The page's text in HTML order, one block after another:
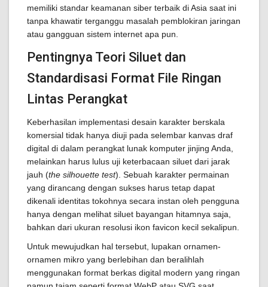
memiliki standar keamanan siber terbaik di Asia saat ini
tanpa khawatir terganggu masalah pemblokiran jaringan
atau gangguan sistem internet apa pun.
Pentingnya Teori Siluet dan
Standardisasi Format File Ringan
Lintas Perangkat
Keberhasilan implementasi desain karakter berskala
komersial tidak hanya diuji pada selembar kanvas draf
digital di dalam perangkat lunak komputer jinjing Anda,
melainkan harus lulus uji keterbacaan siluet dari jarak
jauh (the silhouette test). Sebuah karakter permainan
yang dirancang dengan sukses harus tetap dapat
dikenali identitas tokohnya secara instan oleh pengguna
hanya dengan melihat siluet bayangan hitamnya saja,
bahkan dari ukuran resolusi ikon favicon kecil sekalipun.
Untuk mewujudkan hal tersebut, lupakan ornamen-
ornamen mikro yang berlebihan dan beralihlah
menggunakan format berkas digital modern yang ringan